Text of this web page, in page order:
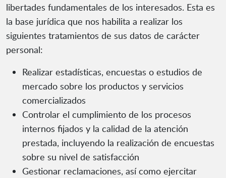
libertades fundamentales de los interesados. Esta es
la base jurídica que nos habilita a realizar los
siguientes tratamientos de sus datos de carácter
personal:
Realizar estadísticas, encuestas o estudios de
mercado sobre los productos y servicios
comercializados
Controlar el cumplimiento de los procesos
internos fijados y la calidad de la atención
prestada, incluyendo la realización de encuestas
sobre su nivel de satisfacción
Gestionar reclamaciones, así como ejercitar